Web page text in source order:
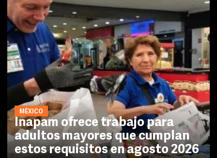
MÉXICO
Inapam ofrece trabajo para
adultos mayores que cumplan
estos requisitos en agosto 2026